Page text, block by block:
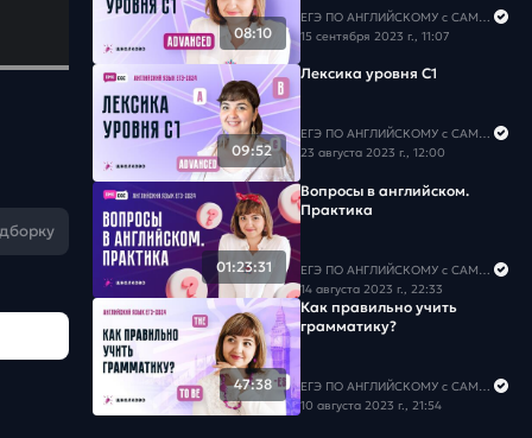
08:10
ЕГЭ ПО АНГЛИЙСКОМУ с САМИРОЙ COOLешовой
15 сентября 2023 г., 11:07
09:52
Лексика уровня С1
ЕГЭ ПО АНГЛИЙСКОМУ с САМИРОЙ COOLешовой
23 августа 2023 г., 12:00
01:23:31
Вопросы в английском.
Практика
ЕГЭ ПО АНГЛИЙСКОМУ с САМИРОЙ COOLешовой
14 августа 2023 г., 22:33
47:38
Как правильно учить
грамматику?
ЕГЭ ПО АНГЛИЙСКОМУ с САМИРОЙ COOLешовой
10 августа 2023 г., 21:54